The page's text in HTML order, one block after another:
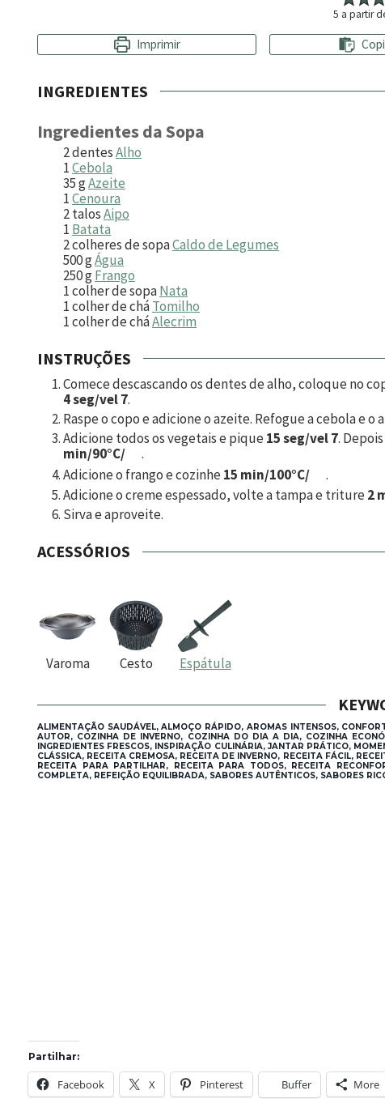
5 a partir
Imprimir
INGREDIENTES
Ingredientes da Sopa
2dentesAlho
1Cebola
35gAzeite
1Cenoura
2talosAipo
1 Batata
2colheres de sopaCaldo de Legumes
500gÁgua
250gFrango
1colher de sopaNata
1colher de cháTomilho
1colher de cháAlecrim
INSTRUÇÕES
Comece descascando os dentes de alho, coloque no
4 seg/vel 7.
Raspe o copo e adicione o azeite. Refogue a cebola e o
Adicione todos os vegetais e pique15 seg/vel 7.
min/90°C/
.
Adicione o frango e cozinhe15 min/100°C/
.
Adicione o creme espessado, volte a tampa e triture2
Sirva e aproveite.
ACESSÓRIOS
Varoma Cesto Espátula
ALIMENTAÇÃO SAUDÁVEL, ALMOÇO RÁPIDO, AROMAS INTENSOS,
AUTOR, COZINHA DE INVERNO, COZINHA DO DIA A DIA, COZINHA
INGREDIENTES FRESCOS, INSPIRAÇÃO CULINÁRIA, JANTAR PRÁTICO,
CLÁSSICA, RECEITA CREMOSA, RECEITA DE INVERNO, RECEITA FÁCIL,
RECEITA PARA PARTILHAR, RECEITA PARA TODOS, RECEITA
COMPLETA, REFEIÇÃO EQUILIBRADA, SABORES AUTÊNTICOS, SABORES
Partilhar:
Facebook X Pinterest Buffer More